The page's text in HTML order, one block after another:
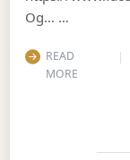
Og… …
READ
MORE